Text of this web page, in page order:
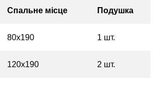
Спальне місце Подушка
80х190 1 шт.
120х190 2 шт.